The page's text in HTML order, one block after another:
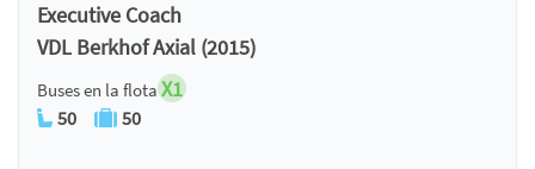
Executive Coach
VDL Berkhof Axial (2015)
Buses en la flota X1
50 50